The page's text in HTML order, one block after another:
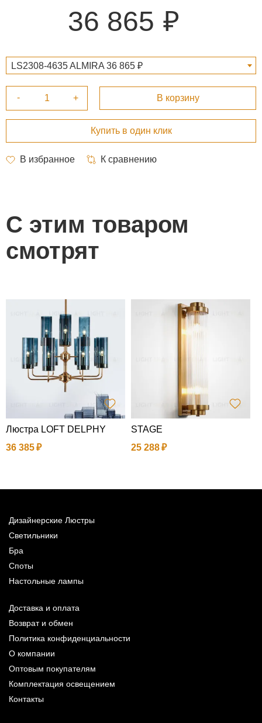
36 865
LS2308-4635 ALMIRA 36 865 ₽
С этим товаром
смотрят
Люстра LOFT DELPHY
36 385
STAGE
25 288
Дизайнерские Люстры
Светильники
Бра
Споты
Настольные лампы
Доставка и оплата
Возврат и обмен
Политика конфиденциальности
О компании
Оптовым покупателям
Комплектация освещением
Контакты